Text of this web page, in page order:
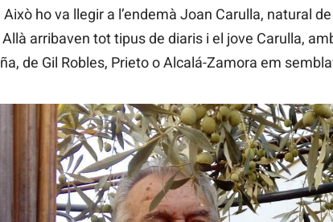
ho va llegir a l’endemà Joan Carulla, natural
arribaven tot tipus de diaris i el jove Carulla,
de Gil Robles, Prieto o Alcalá-Zamora em